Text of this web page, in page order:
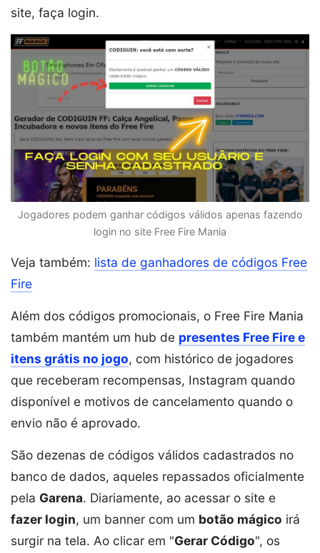
site, faça login.
Jogadores podem ganhar códigos válidos apenas fazendo
login no site Free Fire Mania
Veja também: lista de ganhadores de códigos Free
Fire
Além dos códigos promocionais, o Free Fire Mania
também mantém um hub de presentes Free Fire e
itens grátis no jogo, com histórico de jogadores
que receberam recompensas, Instagram quando
disponível e motivos de cancelamento quando o
envio não é aprovado.
São dezenas de códigos válidos cadastrados no
banco de dados, aqueles repassados oficialmente
pela Garena. Diariamente, ao acessar o site e
fazer login, um banner com um botão mágico irá
surgir na tela. Ao clicar em "Gerar Código", os